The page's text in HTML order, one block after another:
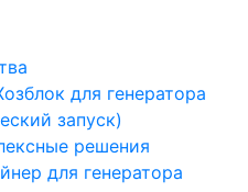
для генератора
запуск)
решения
для генератора